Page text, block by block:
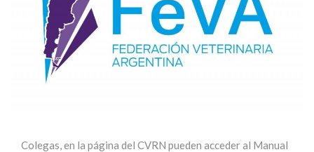
Colegas, en la página del CVRN pueden acceder al Manual